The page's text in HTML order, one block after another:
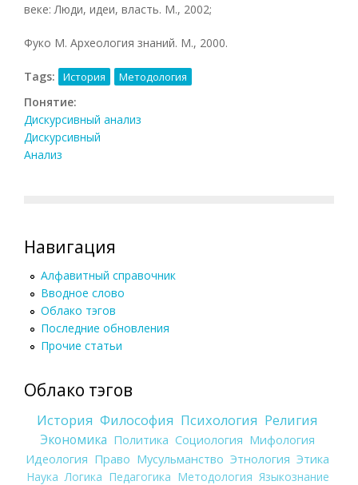
веке: Люди, идеи, власть. М., 2002;
Фуко М. Археология знаний. М., 2000.
Tags: История Методология
Понятие:
Дискурсивный анализ
Дискурсивный
Анализ
Навигация
Алфавитный справочник
Вводное слово
Облако тэгов
Последние обновления
Прочие статьи
Облако тэгов
История Философия Психология Религия
Экономика Политика Социология Мифология
Идеология Право Мусульманство Этнология Этика
Наука Логика Педагогика Методология Языкознание